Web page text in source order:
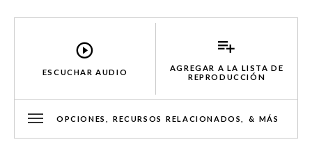
ESCUCHAR AUDIO
AGREGAR A LA LISTA DE
REPRODUCCIÓN
OPCIONES, RECURSOS RELACIONADOS, & MÁS